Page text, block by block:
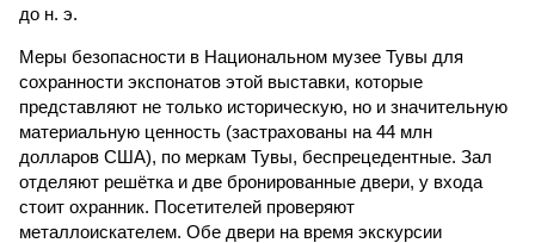
до н. э.
Меры безопасности в Национальном музее Тувы для
сохранности экспонатов этой выставки, которые
представляют не только историческую, но и значительную
материальную ценность (застрахованы на 44 млн
долларов США), по меркам Тувы, беспрецедентные. Зал
отделяют решётка и две бронированные двери, у входа
стоит охранник. Посетителей проверяют
металлоискателем. Обе двери на время экскурсии